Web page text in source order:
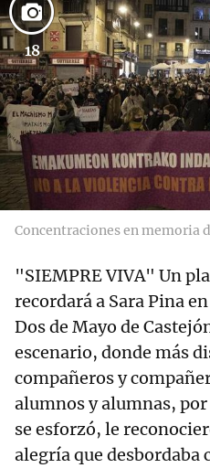
18
Concentraciones en memoria
"SIEMPRE VIVA" Un
recordará a Sara Pina
Dos de Mayo de
escenario, donde más
compañeros y
alumnos y alumnas,
se esforzó, le
alegría que